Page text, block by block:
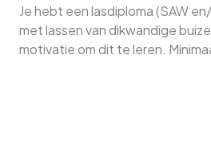
Je hebt een lasdiploma (SAW
met lassen van dikwandige
motivatie om dit te leren.